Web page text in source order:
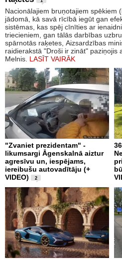
Nacionālajiem bruņotajiem spēkiem
jādomā, kā savā rīcībā iegūt gan
sistēmas, kas spēj cīnīties ar
triecieniem, gan tālās darbības
spārnotās raķetes, Aizsardzības
raidierakstā "Droši ir zināt" paziņojis
Melnis. LASĪT VAIRĀK
"Zvaniet prezidentam" -
likumsargi Āgenskalnā aiztur
agresīvu un, iespējams,
iereibušu autovadītāju (+
VIDEO)
2